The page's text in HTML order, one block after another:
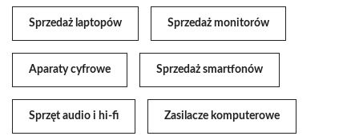
Sprzedaż laptopów Sprzedaż monitorów
Aparaty cyfrowe Sprzedaż smartfonów
Sprzęt audio i hi-fi Zasilacze komputerowe